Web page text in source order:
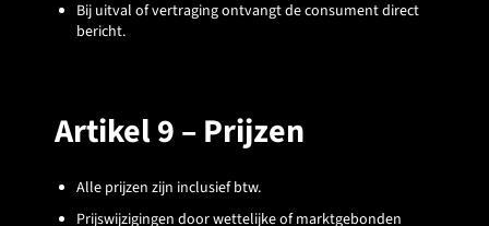
Bij uitval of vertraging ontvangt de consument direct
bericht.
Artikel 9 – Prijzen
Alle prijzen zijn inclusief btw.
Prijswijzigingen door wettelijke of marktgebonden